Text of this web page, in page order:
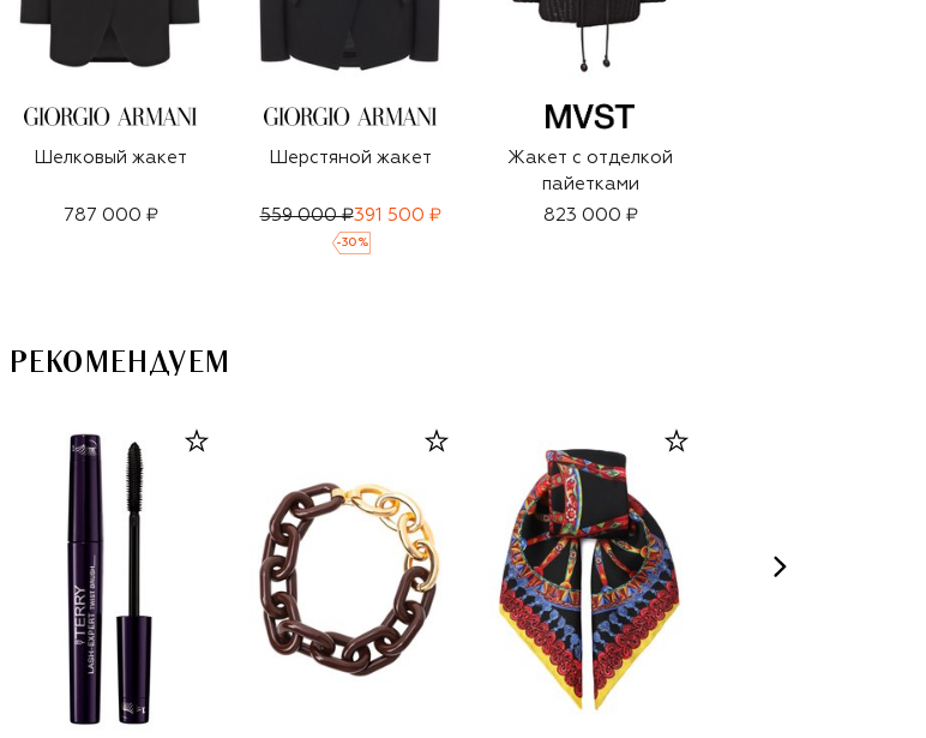
Шелковый жакет
787 000 ₽
Шерстяной жакет
559 000 ₽391 500 ₽
-30 %
Жакет с отделкой
пайетками
823 000 ₽
РЕКОМЕНДУЕМ